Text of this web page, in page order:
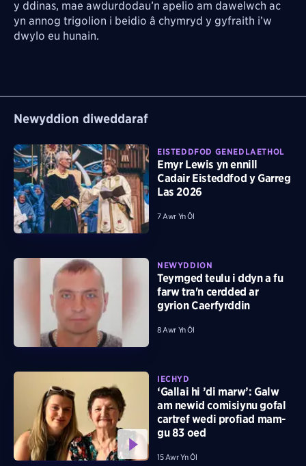
y ddinas, mae awdurdodau’n apelio am dawelwch ac
yn annog trigolion i beidio â chymryd y gyfraith i’w
dwylo eu hunain.
Newyddion diweddaraf
EISTEDDFOD GENEDLAETHOL
Emyr Lewis yn ennill
Cadair Eisteddfod y Garreg
Las 2026
7 Awr Yn Ôl
NEWYDDION
Teyrnged teulu i ddyn a fu
farw tra'n cerdded ar
gyrion Caerfyrddin
8 Awr Yn Ôl
IECHYD
‘Gallai hi ’di marw’: Galw
am newid comisiynu gofal
cartref wedi profiad mam-
gu 83 oed
15 Awr Yn Ôl